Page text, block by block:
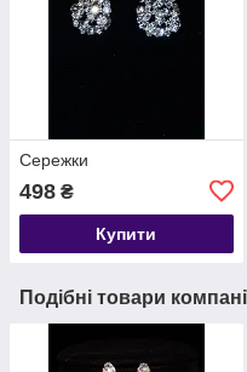
Сережки
498 ₴
Купити
Подібні товари